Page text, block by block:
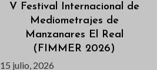
V Festival Internacional de
Mediometrajes de
Manzanares El Real
(FIMMER 2026)
15 julio, 2026